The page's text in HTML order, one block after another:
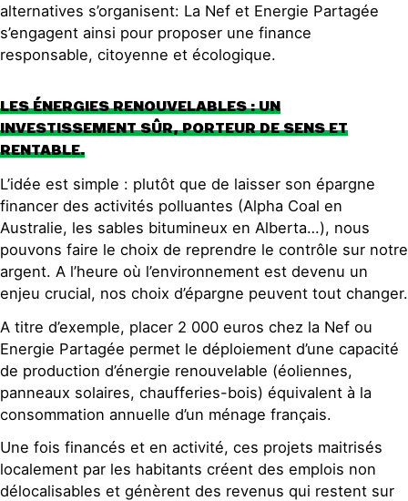
alternatives s’organisent: La Nef et Energie Partagée
s’engagent ainsi pour proposer une finance
responsable, citoyenne et écologique.
LES ÉNERGIES RENOUVELABLES : UN
INVESTISSEMENT SÛR, PORTEUR DE SENS ET
RENTABLE.
L’idée est simple : plutôt que de laisser son épargne
financer des activités polluantes (Alpha Coal en
Australie, les sables bitumineux en Alberta…), nous
pouvons faire le choix de reprendre le contrôle sur notre
argent. A l’heure où l’environnement est devenu un
enjeu crucial, nos choix d’épargne peuvent tout changer.
A titre d’exemple, placer 2 000 euros chez la Nef ou
Energie Partagée permet le déploiement d’une capacité
de production d’énergie renouvelable (éoliennes,
panneaux solaires, chaufferies-bois) équivalent à la
consommation annuelle d’un ménage français.
Une fois financés et en activité, ces projets maitrisés
localement par les habitants créent des emplois non
délocalisables et génèrent des revenus qui restent sur